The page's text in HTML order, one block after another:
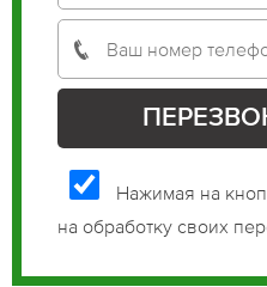
Нажимая на
на обработку своих